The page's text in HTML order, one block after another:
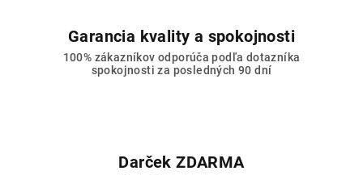
Garancia kvality a spokojnosti
100% zákazníkov odporúča podľa dotazníka
spokojnosti za posledných 90 dní
Darček ZDARMA